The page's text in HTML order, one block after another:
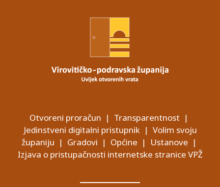
Otvoreni proračun | Transparentnost |
Jedinstveni digitalni pristupnik| Volim svoju
županiju | Gradovi | Općine | Ustanove |
Izjava o pristupačnosti internetske stranice VPŽ